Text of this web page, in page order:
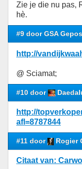
Zie je die nu pas,
hè.
#9 door GSA
http://
@ Sciamat;
#10 door
http://
afl=8787844
#11 door Rogier
Citaat van: